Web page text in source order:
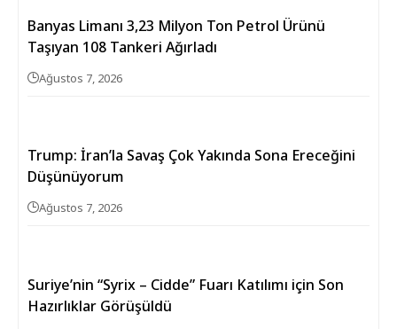
Banyas Limanı 3,23 Milyon Ton Petrol Ürünü
Taşıyan 108 Tankeri Ağırladı
Ağustos 7, 2026
Trump: İran’la Savaş Çok Yakında Sona Ereceğini
Düşünüyorum
Ağustos 7, 2026
Suriye’nin “Syrix – Cidde” Fuarı Katılımı için Son
Hazırlıklar Görüşüldü